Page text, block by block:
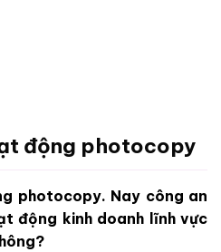
động photocopy
photocopy. Nay công an
động kinh doanh lĩnh vực